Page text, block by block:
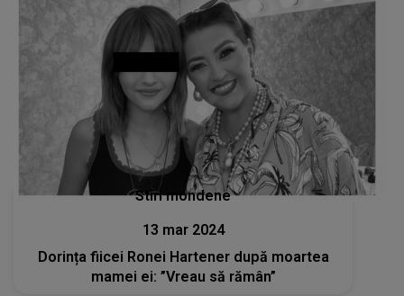
Stiri mondene
13 mar 2024
Dorința fiicei Ronei Hartener după moartea
mamei ei: ”Vreau să rămân”